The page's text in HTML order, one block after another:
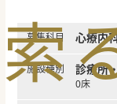
索
募集科目 心療内
施設種別 診療所
0床